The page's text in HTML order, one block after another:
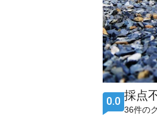
0.0 採点
36件の